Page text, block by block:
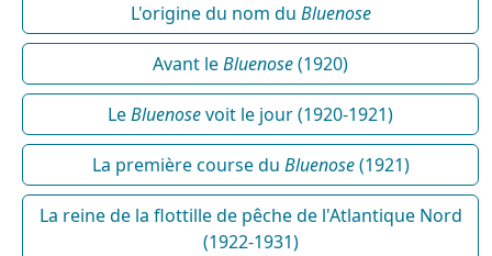
L'origine du nom du Bluenose
Avant leBluenose(1920)
LeBluenosevoit le jour (1920-1921)
La première course du Bluenose(1921)
La reine de la flottille de pêche de l'Atlantique Nord
(1922-1931)